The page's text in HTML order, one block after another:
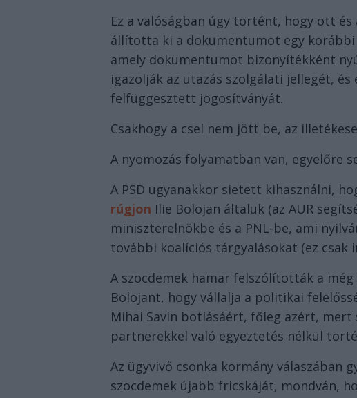
Ez a valóságban úgy történt, hogy ott
állította ki a dokumentumot egy
amely dokumentumot bizonyítékként
igazolják az utazás szolgálati jellegét, és
felfüggesztett jogosítványát.
Csakhogy a csel nem jött be, az
A nyomozás folyamatban van, egyelőre
A PSD ugyanakkor sietett kihasználni,
rúgjon Ilie Bolojan általuk (az AUR
miniszterelnökbe és a PNL-be, ami
további koalíciós tárgyalásokat (ez csak
A szocdemek hamar felszólították a
Bolojant, hogy vállalja a politikai
Mihai Savin botlásáért, főleg azért, mert
partnerekkel való egyeztetés nélkül
Az ügyvivő csonka kormány válaszában
szocdemek újabb fricskáját, mondván,